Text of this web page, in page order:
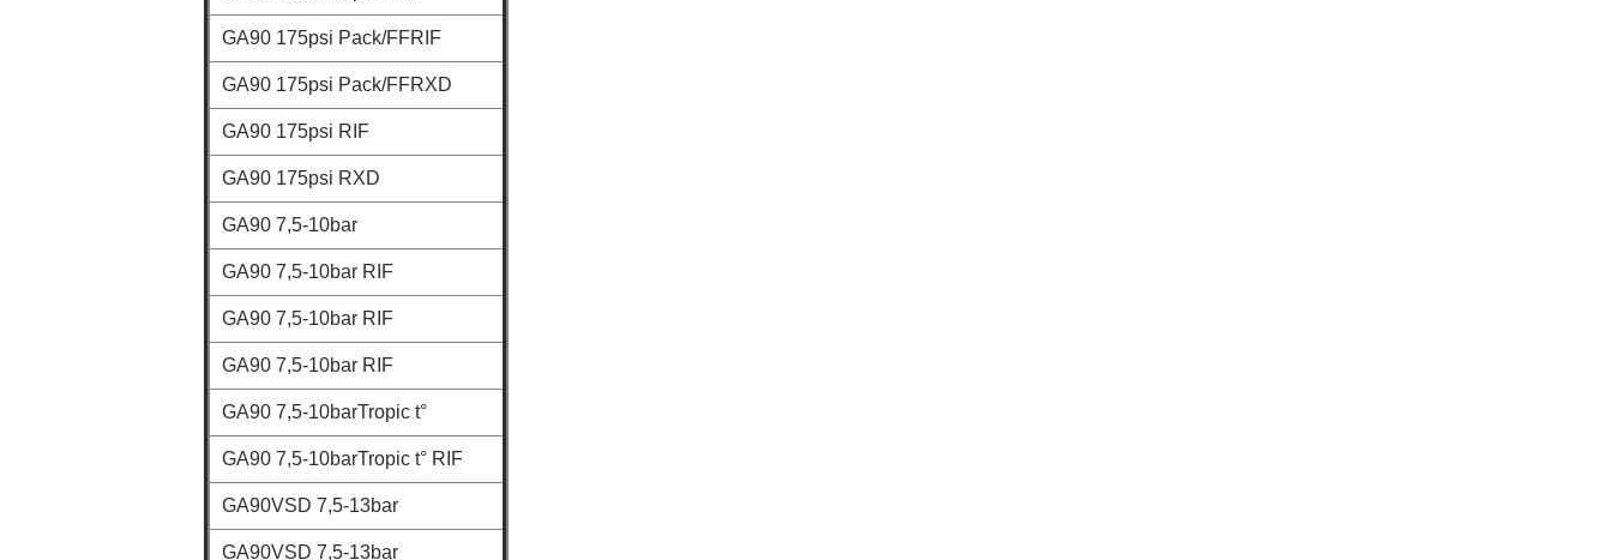
GA90 175psi Pack/FFRIF
GA90 175psi Pack/FFRXD
GA90 175psi RIF
GA90 175psi RXD
GA90 7,5-10bar
GA90 7,5-10bar RIF
GA90 7,5-10bar RIF
GA90 7,5-10bar RIF
GA90 7,5-10barTropic t°
GA90 7,5-10barTropic t° RIF
GA90VSD 7,5-13bar
GA90VSD 7,5-13bar